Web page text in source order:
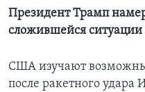
Президент Трамп
сложившейся ситуации
США изучают
после ракетного